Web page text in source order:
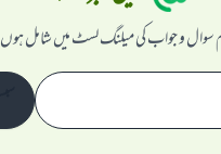
سوال و جواب کی میلنگ لسٹ میں شامل ہوں